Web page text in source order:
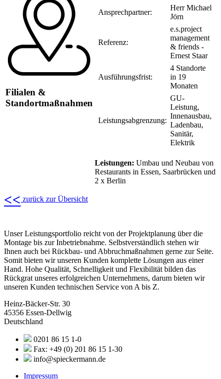
Filialen &
Standortmaßnahmen
Ansprechpartner:
Herr Michael
Jörn
Referenz:
e.s.project
management
& friends -
Ernest Staar
Ausführungsfrist:
4 Standorte
in 19
Monaten
Leistungsabgrenzung:
GU-
Leistung,
Innenausbau,
Ladenbau,
Sanitär,
Elektrik
Leistungen: Umbau und Neubau von
Restaurants in Essen, Saarbrücken und
2 x Berlin
<< zurück zur Übersicht
Unser Leistungsportfolio reicht von der Projektplanung über die
Montage bis zur Inbetriebnahme. Selbstverständlich stehen wir
Ihnen auch bei Rückbau- und Abbruchmaßnahmen gerne zur Seite.
Somit bieten wir unseren Kunden komplette Lösungen aus einer
Hand. Hohe Qualität, Schnelligkeit und Flexibilität bilden das
Rückgrat unseres erfolgreichen Unternehmens, darum bieten wir
unseren Kunden technischen Service von A bis Z.
Heinz-Bäcker-Str. 30
45356 Essen-Dellwig
Deutschland
0201 86 15 1-0
Fax: +49 (0) 201 86 15 1-30
info@spieckermann.de
Impressum